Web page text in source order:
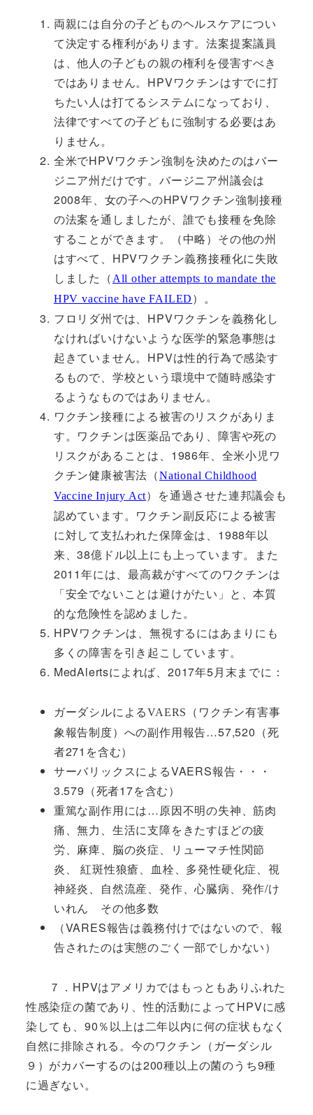
両親には自分の子どものヘルスケアについ
て決定する権利があります。法案提案議員
は、他人の子どもの親の権利を侵害すべき
ではありません。HPVワクチンはすでに打
ちたい人は打てるシステムになっており、
法律ですべての子どもに強制する必要はあ
りません。
全米でHPVワクチン強制を決めたのはバー
ジニア州だけです。バージニア州議会は
2008年、女の子へのHPVワクチン強制接種
の法案を通しましたが、誰でも接種を免除
することができます。（中略）その他の州
はすべて、HPVワクチン義務接種化に失敗
しました（ All other attempts to mandate the
HPV vaccine have FAILED ）。
フロリダ州では、HPVワクチンを義務化し
なければいけないような医学的緊急事態は
起きていません。HPVは性的行為で感染す
るもので、学校という環境中で随時感染す
るようなものではありません。
ワクチン接種による被害のリスクがありま
す。ワクチンは医薬品であり、障害や死の
リスクがあることは、1986年、全米小児ワ
クチン健康被害法（National Childhood
Vaccine Injury Act）を通過させた連邦議会も
認めています。ワクチン副反応による被害
に対して支払われた保障金は、1988年以
来、38億ドル以上にも上っています。また
2011年には、最高裁がすべてのワクチンは
「安全でないことは避けがたい」と、本質
的な危険性を認めました。
HPVワクチンは、無視するにはあまりにも
多くの障害を引き起こしています。
MedAlertsによれば、2017年5月末までに：
ガーダシルによるVAERS
（ワクチン有害事
象報告制度）への副作用報告…57,520（死
者271を含む）
サーバリックスによるVAERS報告・・・
3.579（死者17を含む）
重篤な副作用には…原因不明の失神、筋肉
痛、無力、生活に支障をきたすほどの疲
労、麻痺、脳の炎症、リューマチ性関節
炎、 紅斑性狼瘡、血栓、多発性硬化症、視
神経炎、自然流産、発作、心臓病、発作/け
いれん その他多数
（VARES報告は義務付けではないので、報
告されたのは実態のごく一部でしかない）
７．HPVはアメリカではもっともありふれた
性感染症の菌であり、性的活動によってHPVに感
染しても、90％以上は二年以内に何の症状もなく
自然に排除される。今のワクチン（ガーダシル
９）がカバーするのは200種以上の菌のうち9種
に過ぎない。